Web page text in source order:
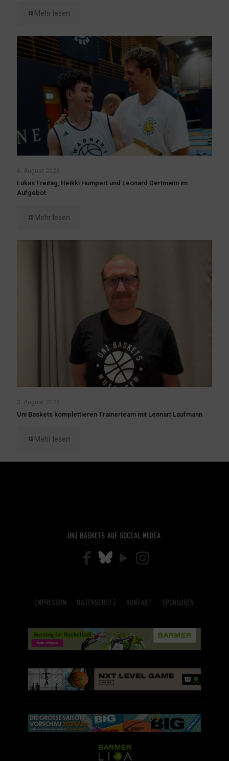
Mehr lesen
6. August 2026
Lukas Freitag, Heikki Humpert und Leonard Dertmann im
Aufgebot
Mehr lesen
3. August 2026
Uni Baskets komplettieren Trainerteam mit Lennart Laufmann
Mehr lesen
Uni Baskets auf Social Media
Impressum Datenschutz Kontakt Sponsoren